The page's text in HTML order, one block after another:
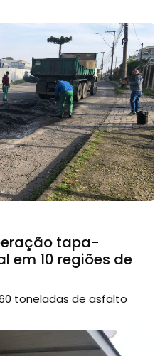
tapa-
em 10 regiões de
toneladas de asfalto